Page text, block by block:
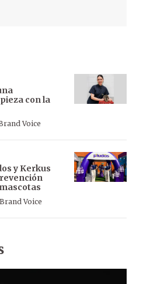
con la
Voice
y Kerkus
Brand Voice